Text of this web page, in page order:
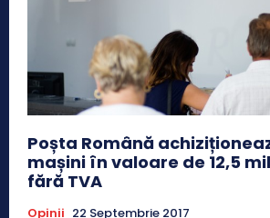
Poșta Română
mașini în valoare de 12,5
fără TVA
Opinii 22 Septembrie 2017